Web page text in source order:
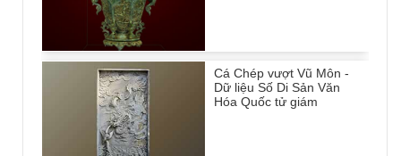
Cá Chép vượt Vũ Môn -
Dữ liệu Số Di Sản Văn
Hóa Quốc tử giám